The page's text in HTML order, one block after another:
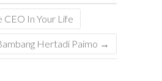
CEO In Your Life
Hertadi Paimo →